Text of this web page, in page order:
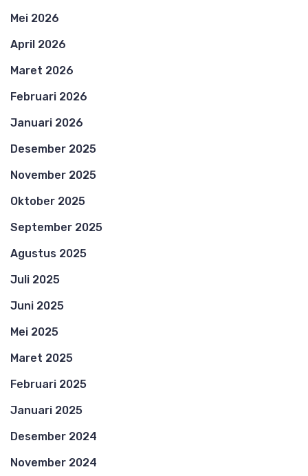
Mei 2026
April 2026
Maret 2026
Februari 2026
Januari 2026
Desember 2025
November 2025
Oktober 2025
September 2025
Agustus 2025
Juli 2025
Juni 2025
Mei 2025
Maret 2025
Februari 2025
Januari 2025
Desember 2024
November 2024